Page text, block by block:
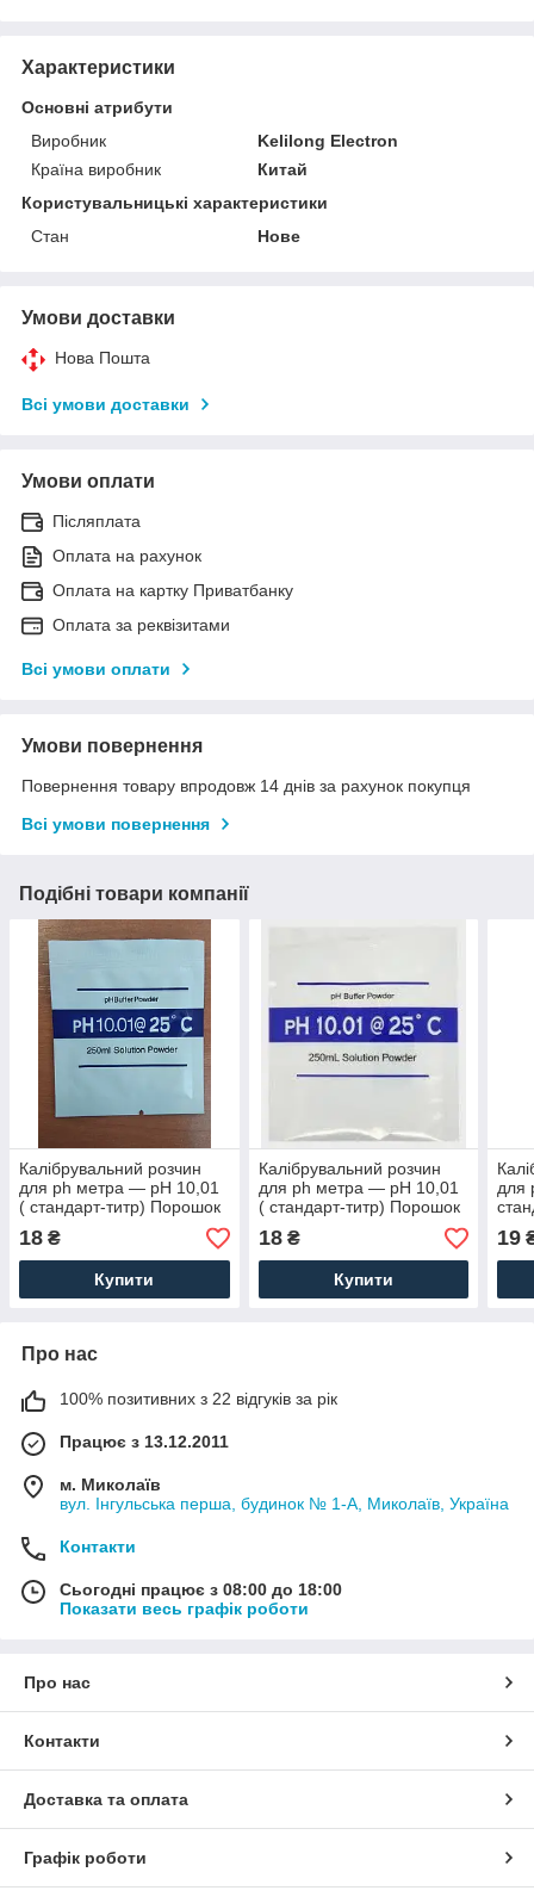
Характеристики
Основні атрибути
Виробник
Kelilong Electron
Країна виробник
Китай
Користувальницькі характеристики
Стан
Нове
Умови доставки
Нова Пошта
Всі умови доставки
Умови оплати
Післяплата
Оплата на рахунок
Оплата на картку Приватбанку
Оплата за реквізитами
Всі умови оплати
Умови повернення
Повернення товару впродовж 14 днів за рахунок покупця
Всі умови повернення
Подібні товари компанії
Калібрувальний розчин
для ph метра — pH 10,01
( стандарт-титр) Порошок
на 250 мл
18 ₴
Купити
Калібрувальний розчин
для ph метра — pH 10,01
( стандарт-титр) Порошок
на 250 мл
18₴
Купити
для
на
19
Про нас
100% позитивних з 22 відгуків за рік
Працює з 13.12.2011
м. Миколаїв
вул. Інгульська перша, будинок № 1-А, Миколаїв, Україна
Контакти
Сьогодні працює з 08:00 до 18:00
Показати весь графік роботи
Про нас
Контакти
Доставка та оплата
Графік роботи